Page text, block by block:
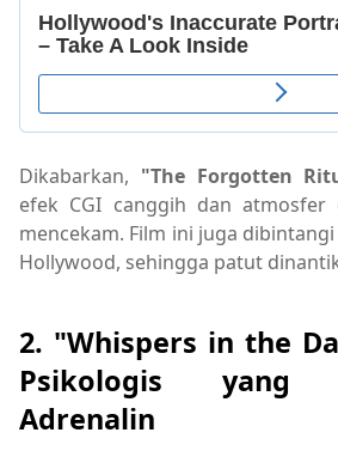
Dikabarkan, "The Forgotten
efek CGI canggih dan atmosfer
mencekam. Film ini juga
Hollywood, sehingga patut
2. "Whispers in the
Psikologis yang
Adrenalin